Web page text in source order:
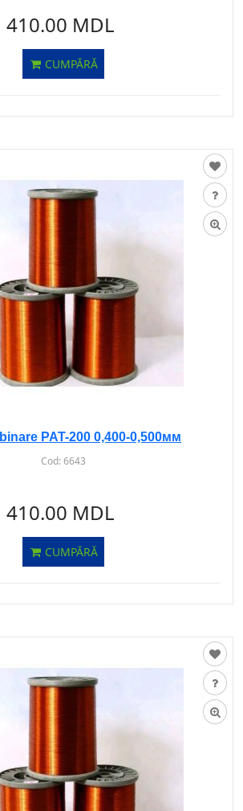
410.00 MDL
CUMPĂRĂ
PAT-200 0,400-0,500мм
Cod:6643
410.00 MDL
CUMPĂRĂ